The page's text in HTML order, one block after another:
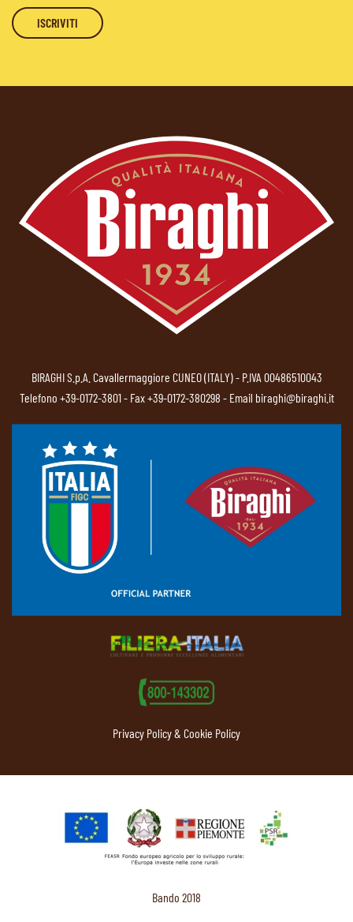
BIRAGHI S.p.A. Cavallermaggiore CUNEO (ITALY) - P.IVA 00486510043
Telefono +39-0172-3801- Fax +39-0172-380298 - Email biraghi@biraghi.it
Privacy Policy & Cookie Policy
Bando 2018